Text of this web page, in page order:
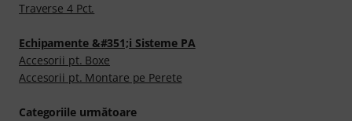
Traverse 4 Pct.
Echipamente &#351;i Sisteme PA
Accesorii pt. Boxe
Accesorii pt. Montare pe Perete
Categoriile următoare